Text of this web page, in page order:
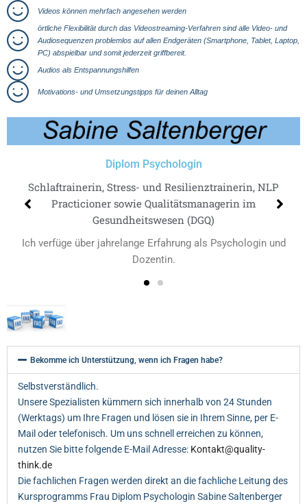
Videos können mehrfach angesehen werden
örtliche Flexibilität durch das Videostreaming-Verfahren sind alle Video- und
Audiosequenzen problemlos auf allen Endgeräten (Smartphone, Tablet, Laptop,
PC) abspielbar und somit jederzeit griffbereit.
Audios als Entspannungshilfen
Motivations- und Umsetzungstipps für deinen Alltag
Diplom Psychologin
Schlaftrainerin, Stress- und Resilienztrainerin, NLP
Practicioner sowie Qualitätsmanagerin im
Gesundheitswesen (DGQ)
Ich verfüge über jahrelange Erfahrung als Psychologin und
Dozentin.
Bekomme ich Unterstützung, wenn ich Fragen habe?
Selbstverständlich.
Unsere Spezialisten kümmern sich innerhalb von 24 Stunden
(Werktags) um Ihre Fragen und lösen sie in Ihrem Sinne, per E-
Mail oder telefonisch. Um uns schnell erreichen zu können,
nutzen Sie bitte folgende E-Mail Adresse: Kontakt@quality-
think.de
Die fachlichen Fragen werden direkt an die fachliche Leitung des
Kursprogramms Frau Diplom Psychologin Sabine Saltenberger